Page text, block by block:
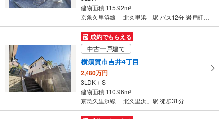
に
存
る
建物面積 115.92m2
京急久里浜線 「北久里浜」駅 バス12分 岩戸町内会館 バス停下車 徒歩7分
成約でもらえる
中古一戸建て
横須賀市吉井4丁目
2,480万円
3LDK＋S
建物面積 110.96m2
京急久里浜線 「北久里浜」駅 徒歩31分